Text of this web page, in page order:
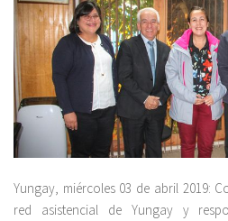
Yungay, miércoles 03 de abril 2019:
red asistencial de Yungay y